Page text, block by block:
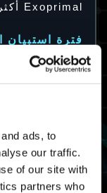
ads, to
our traffic.
of our site with
partners who
Exoprimal أكثر متعة للجميع.
فترة استبيان
UTC.
مكافأة